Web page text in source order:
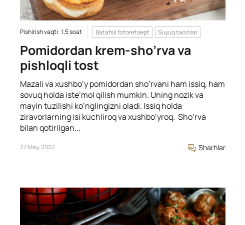
Pishirish vaqti: 1,5 soat Batafsil fotoretsept Suyuq taomlar
Pomidordan krem-sho’rva va
pishloqli tost
Mazali va xushbo’y pomidordan sho’rvani ham issiq, ham
sovuq holda iste’mol qilish mumkin. Uning nozik va
mayin tuzilishi ko’nglingizni oladi. Issiq holda
ziravorlarning isi kuchliroq va xushbo’yroq. Sho’rva
bilan qotirilgan...
27 May, 2022 Sharhlar